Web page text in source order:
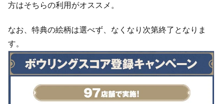
方はそちらの利用がオススメ。
なお、特典の絵柄は選べず、なくなり次第終了となりま
す。